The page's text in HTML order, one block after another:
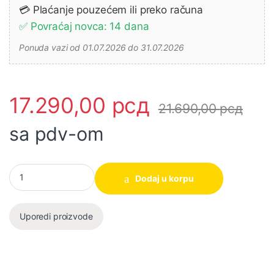
💳 Plaćanje pouzećem ili preko računa
✅ Povraćaj novca: 14 dana
Ponuda vazi od 01.07.2026 do 31.07.2026
17.290,00 рсд 21.690,00рсд
sa pdv-om
Akumulatorska bušilica - odvijač DF333DWAE 2x2 Ah MAKITA
Dodaj u korpu
Uporedi proizvode